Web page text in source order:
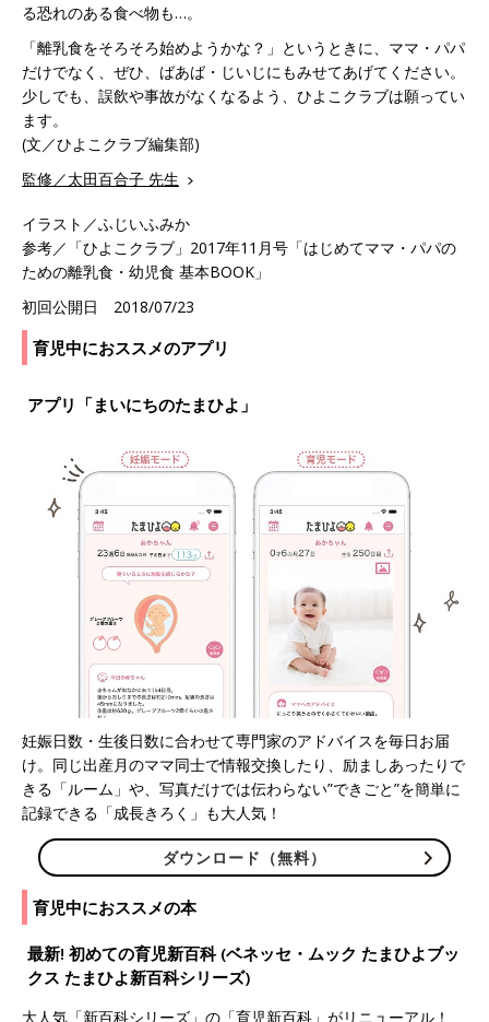
る恐れのある食べ物も…。
「離乳食をそろそろ始めようかな？」というときに、ママ・パパ
だけでなく、ぜひ、ばあば・じいじにもみせてあげてください。
少しでも、誤飲や事故がなくなるよう、ひよこクラブは願ってい
ます。
(文／ひよこクラブ編集部)
監修／太田百合子 先生
イラスト／ふじいふみか
参考／「ひよこクラブ」2017年11月号「はじめてママ・パパの
ための離乳食・幼児食 基本BOOK」
初回公開日 2018/07/23
育児中におススメのアプリ
アプリ「まいにちのたまひよ」
妊娠日数・生後日数に合わせて専門家のアドバイスを毎日お届
け。同じ出産月のママ同士で情報交換したり、励ましあったりで
きる「ルーム」や、写真だけでは伝わらない”できごと”を簡単に
記録できる「成長きろく」も大人気！
ダウンロード（無料）
育児中におススメの本
最新! 初めての育児新百科 (ベネッセ・ムック たまひよブッ
クス たまひよ新百科シリーズ)
大人気「新百科シリーズ」の「育児新百科」がリニューアル！